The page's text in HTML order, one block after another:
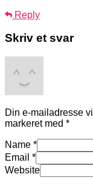
Reply
Skriv et svar
Din e-mailadresse
markeret med *
Name *
Email *
Website